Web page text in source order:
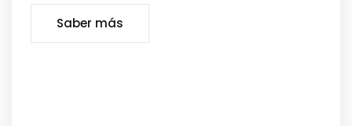
Saber más